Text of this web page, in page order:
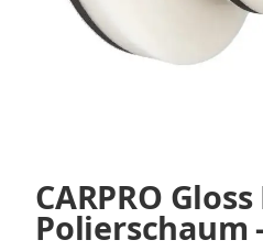
CARPRO
Polierschaum